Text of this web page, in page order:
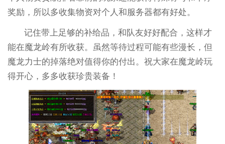
奖励，所以多收集物资对个人和服务器都有好处。
记住带上足够的补给品，和队友好好配合，这样才
能在魔龙岭有所收获。虽然等待过程可能有些漫长，但
魔龙力士的掉落绝对值得你的付出。祝大家在魔龙岭玩
得开心，多多收获珍贵装备！